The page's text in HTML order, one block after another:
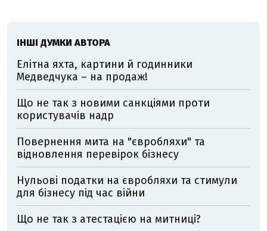
ІНШІ ДУМКИ АВТОРА
Елітна яхта, картини й годинники
Медведчука – на продаж!
Що не так з новими санкціями проти
користувачів надр
Повернення мита на "євробляхи" та
відновлення перевірок бізнесу
Нульові податки на євробляхи та стимули
для бізнесу під час війни
Що не так з атестацією на митниці?